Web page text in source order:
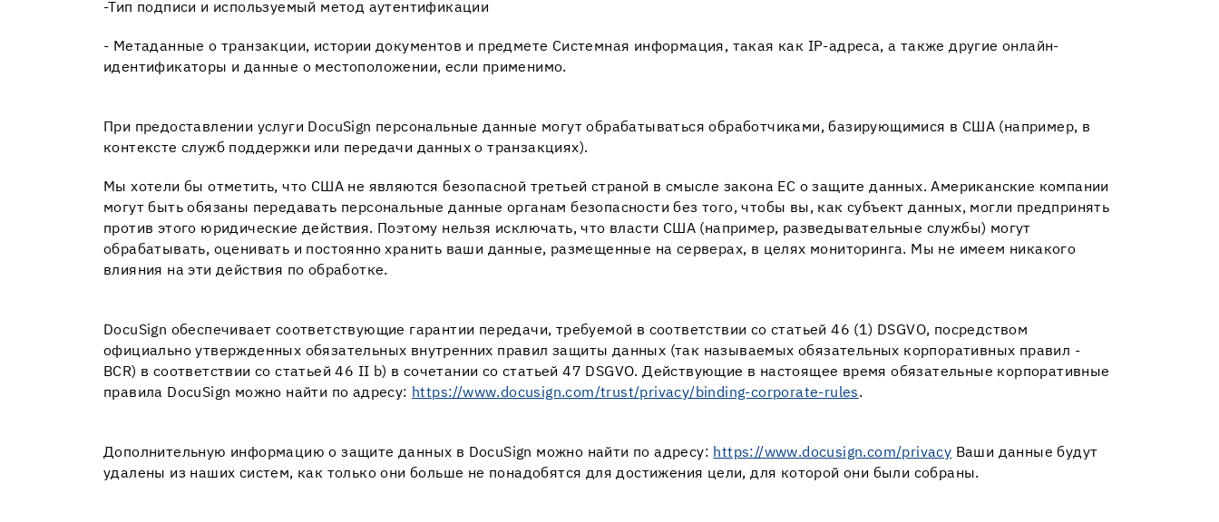
-Тип подписи и используемый метод аутентификации
- Метаданные о транзакции, истории документов и предмете Системная информация, такая как IP-адреса, а также другие онлайн-
идентификаторы и данные о местоположении, если применимо.
При предоставлении услуги DocuSign персональные данные могут обрабатываться обработчиками, базирующимися в США (например, в
контексте служб поддержки или передачи данных о транзакциях).
Мы хотели бы отметить, что США не являются безопасной третьей страной в смысле закона ЕС о защите данных. Американские компании
могут быть обязаны передавать персональные данные органам безопасности без того, чтобы вы, как субъект данных, могли предпринять
против этого юридические действия. Поэтому нельзя исключать, что власти США (например, разведывательные службы) могут
обрабатывать, оценивать и постоянно хранить ваши данные, размещенные на серверах, в целях мониторинга. Мы не имеем никакого
влияния на эти действия по обработке.
DocuSign обеспечивает соответствующие гарантии передачи, требуемой в соответствии со статьей 46 (1) DSGVO, посредством
официально утвержденных обязательных внутренних правил защиты данных (так называемых обязательных корпоративных правил -
BCR) в соответствии со статьей 46 II b) в сочетании со статьей 47 DSGVO. Действующие в настоящее время обязательные корпоративные
правила DocuSign можно найти по адресу: https://www.docusign.com/trust/privacy/binding-corporate-rules.
Дополнительную информацию о защите данных в DocuSign можно найти по адресу: https://www.docusign.com/privacy Ваши данные будут
удалены из наших систем, как только они больше не понадобятся для достижения цели, для которой они были собраны.